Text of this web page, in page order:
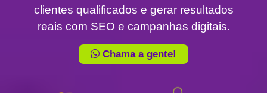
clientes qualificados e gerar resultados
reais com SEO e campanhas digitais.
Chama a gente!